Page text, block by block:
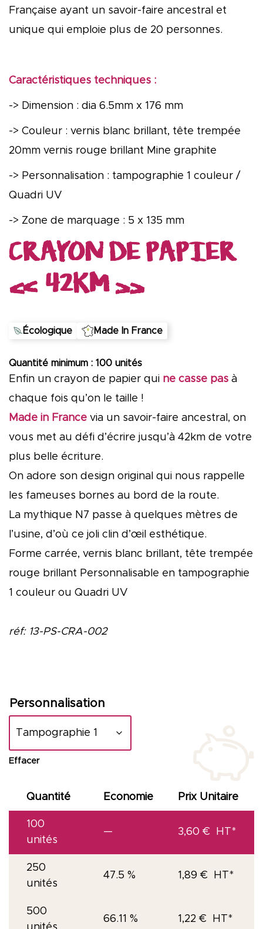
Française ayant un savoir-faire ancestral et
unique qui emploie plus de 20 personnes.
Caractéristiques techniques :
-> Dimension : dia 6.5mm x 176 mm
-> Couleur : vernis blanc brillant, tête trempée
20mm vernis rouge brillant Mine graphite
-> Personnalisation : tampographie 1 couleur /
Quadri UV
-> Zone de marquage : 5 x 135 mm
CRAYON DE PAPIER
« 42KM »
Écologique Made In France
Quantité minimum : 100 unités
Enfin un crayon de papier qui ne casse pas à
chaque fois qu’on le taille !
Made in France via un savoir-faire ancestral, on
vous met au défi d’écrire jusqu’à 42km de votre
plus belle écriture.
On adore son design original qui nous rappelle
les fameuses bornes au bord de la route.
La mythique N7 passe à quelques mètres de
l’usine, d’où ce joli clin d’œil esthétique.
Forme carrée, vernis blanc brillant, tête trempée
rouge brillant Personnalisable en tampographie
1 couleur ou Quadri UV
réf: 13-PS-CRA-002
Personnalisation
Effacer
Quantité Economie Prix Unitaire
100
unités
— 3,60 €
250
unités
47.5 % 1,89 €
500
66.11 % 1,22 €